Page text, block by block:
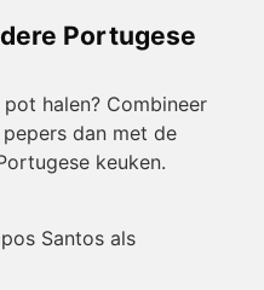
Portugese
halen? Combineer
dan met de
keuken.
Santos als